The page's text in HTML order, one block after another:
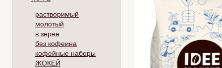
растворимый
молотый
в зерне
без кофеина
кофейные наборы
ЖОКЕЙ